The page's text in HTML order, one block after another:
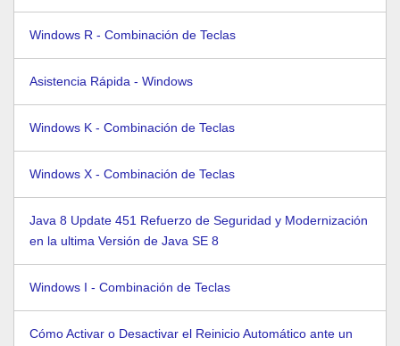
Windows R - Combinación de Teclas
Asistencia Rápida - Windows
Windows K - Combinación de Teclas
Windows X - Combinación de Teclas
Java 8 Update 451 Refuerzo de Seguridad y Modernización
en la ultima Versión de Java SE 8
Windows I - Combinación de Teclas
Cómo Activar o Desactivar el Reinicio Automático ante un